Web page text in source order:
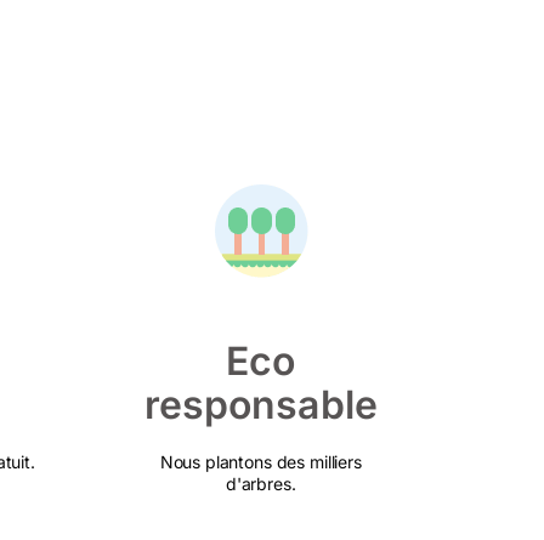
Eco
responsable
Nous plantons des milliers
d'arbres.